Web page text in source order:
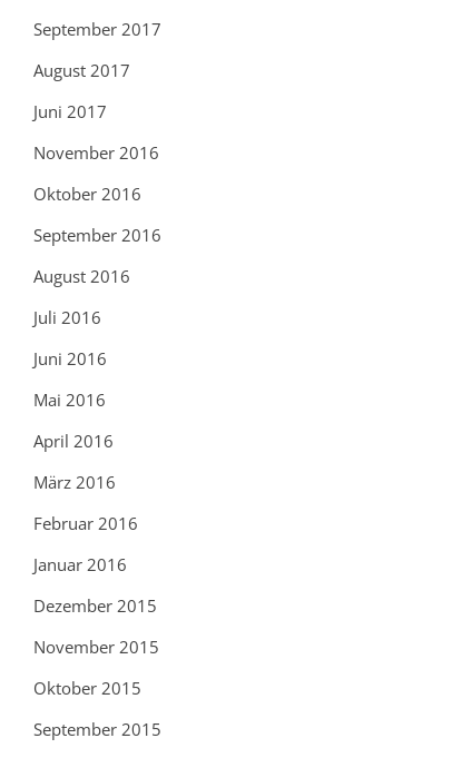
September 2017
August 2017
Juni 2017
November 2016
Oktober 2016
September 2016
August 2016
Juli 2016
Juni 2016
Mai 2016
April 2016
März 2016
Februar 2016
Januar 2016
Dezember 2015
November 2015
Oktober 2015
September 2015